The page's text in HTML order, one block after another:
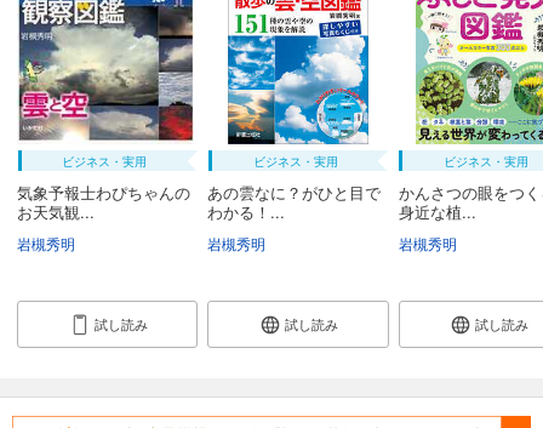
ビジネス・実用
気象予報士わぴちゃんの
お天気観...
岩槻秀明
試し読み
ビジネス・実用
あの雲なに？がひと目で
わかる！...
岩槻秀明
試し読み
ビジネス・実用
かんさつの眼をつ
身近な植...
岩槻秀明
試し読み